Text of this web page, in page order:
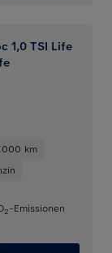
1,0 TSI Life
km
2-Emissionen